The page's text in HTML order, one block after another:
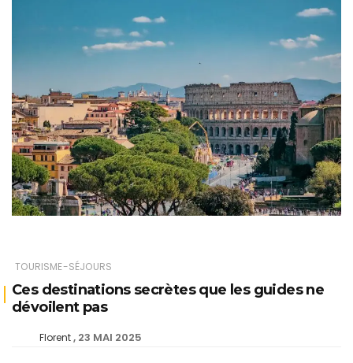
TOURISME-SÉJOURS
Ces destinations secrètes que les guides ne
dévoilent pas
Florent 23 MAI 2025